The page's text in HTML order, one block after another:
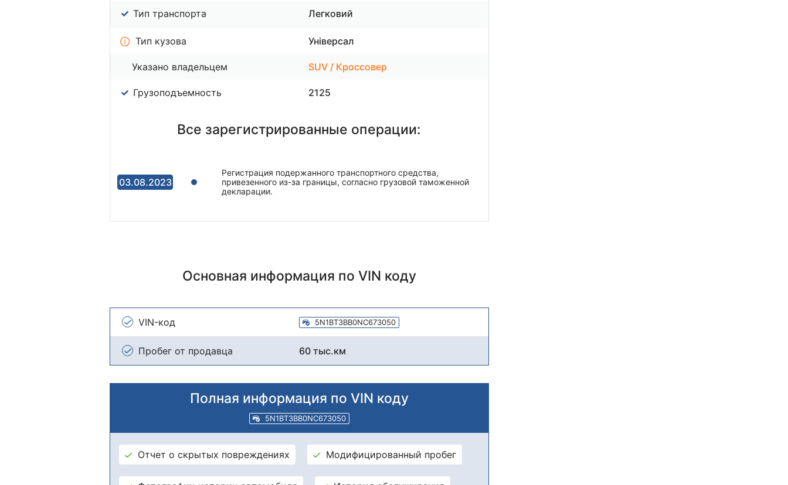
Тип транспорта Легковий
Тип кузова Універсал
Указано владельцем SUV / Кроссовер
Грузоподъемность 2125
Все зарегистрированные операции:
03.08.2023
Регистрация подержанного транспортного средства,
привезенного из-за границы, согласно грузовой таможенной
декларации.
Основная информация по VIN коду
VIN-код 5N1BT3BB0NC673050
Пробег от продавца 60 тыс.км
Полная информация по VIN коду
5N1BT3BB0NC673050
Отчет о скрытых повреждениях Модифицированный пробег